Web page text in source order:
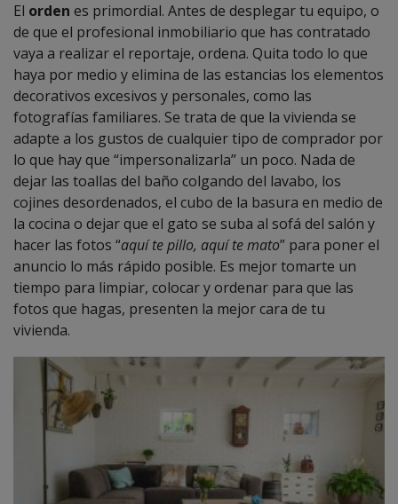
El orden es primordial. Antes de desplegar tu equipo, o
de que el profesional inmobiliario que has contratado
vaya a realizar el reportaje, ordena. Quita todo lo que
haya por medio y elimina de las estancias los elementos
decorativos excesivos y personales, como las
fotografías familiares. Se trata de que la vivienda se
adapte a los gustos de cualquier tipo de comprador por
lo que hay que “impersonalizarla” un poco. Nada de
dejar las toallas del baño colgando del lavabo, los
cojines desordenados, el cubo de la basura en medio de
la cocina o dejar que el gato se suba al sofá del salón y
hacer las fotos “aquí te pillo, aquí te mato” para poner el
anuncio lo más rápido posible. Es mejor tomarte un
tiempo para limpiar, colocar y ordenar para que las
fotos que hagas, presenten la mejor cara de tu
vivienda.